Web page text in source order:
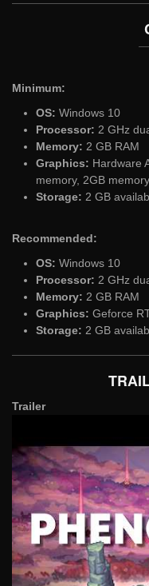
Minimum:
OS: Windows 10
Processor: 2 GHz
Memory: 2 GB RAM
Graphics: Hardware
memory, 2GB
Storage: 2 GB
Recommended:
OS: Windows 10
Processor: 2 GHz
Memory: 2 GB RAM
Graphics: Geforce
Storage: 2 GB
Trailer